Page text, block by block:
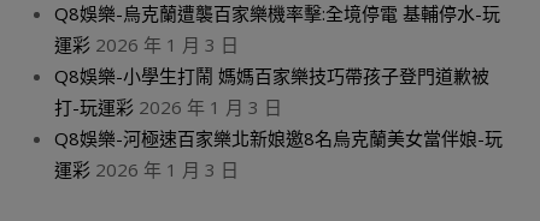
Q8娛樂-烏克蘭遭襲百家樂機率擊:全境停電 基輔停水-玩
運彩 2026 年 1 月 3 日
Q8娛樂-小學生打鬧 媽媽百家樂技巧帶孩子登門道歉被
打-玩運彩 2026 年 1 月 3 日
Q8娛樂-河極速百家樂北新娘邀8名烏克蘭美女當伴娘-玩
運彩 2026 年 1 月 3 日